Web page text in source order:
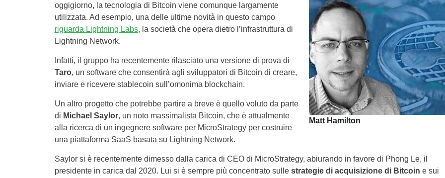
Matt Hamilton
oggigiorno, la tecnologia di Bitcoin viene comunque largamente
utilizzata. Ad esempio, una delle ultime novità in questo campo
riguarda Lightning Labs, la società che opera dietro l’infrastruttura di
Lightning Network.
Infatti, il gruppo ha recentemente rilasciato una versione di prova di
Taro, un software che consentirà agli sviluppatori di Bitcoin di creare,
inviare e ricevere stablecoin sull’omonima blockchain.
Un altro progetto che potrebbe partire a breve è quello voluto da parte
di Michael Saylor, un noto massimalista Bitcoin, che è attualmente
alla ricerca di un ingegnere software per MicroStrategy per costruire
una piattaforma SaaS basata su Lightning Network.
Saylor si è recentemente dimesso dalla carica di CEO di MicroStrategy, abiurando in favore di Phong Le, il
presidente in carica dal 2020. Lui si è sempre più concentrato sullestrategie di acquisizione di Bitcoin e sui